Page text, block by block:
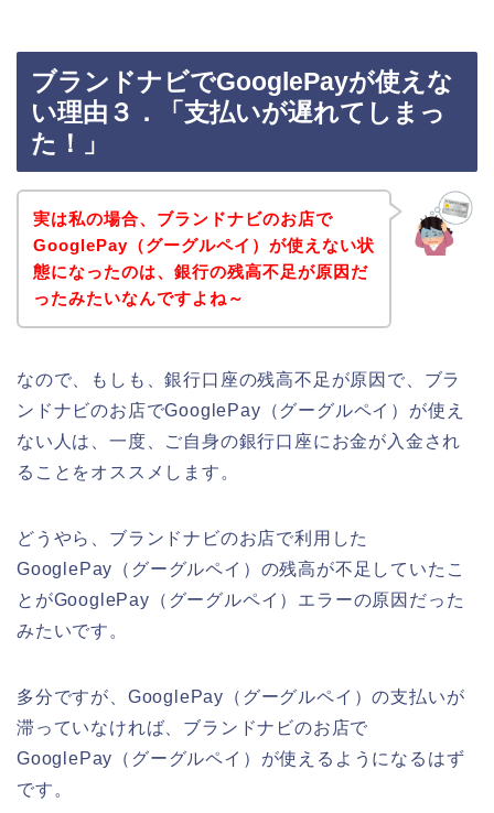
ブランドナビでGooglePayが使えな
い理由３．「支払いが遅れてしまっ
た！」
実は私の場合、ブランドナビのお店で
GooglePay（グーグルペイ）が使えない状
態になったのは、銀行の残高不足が原因だ
ったみたいなんですよね～
なので、もしも、銀行口座の残高不足が原因で、ブラ
ンドナビのお店でGooglePay（グーグルペイ）が使え
ない人は、一度、ご自身の銀行口座にお金が入金され
ることをオススメします。
どうやら、ブランドナビのお店で利用した
GooglePay（グーグルペイ）の残高が不足していたこ
とがGooglePay（グーグルペイ）エラーの原因だった
みたいです。
多分ですが、GooglePay（グーグルペイ）の支払いが
滞っていなければ、ブランドナビのお店で
GooglePay（グーグルペイ）が使えるようになるはず
です。